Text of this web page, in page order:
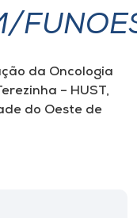
da Oncologia
– HUST,
do Oeste de